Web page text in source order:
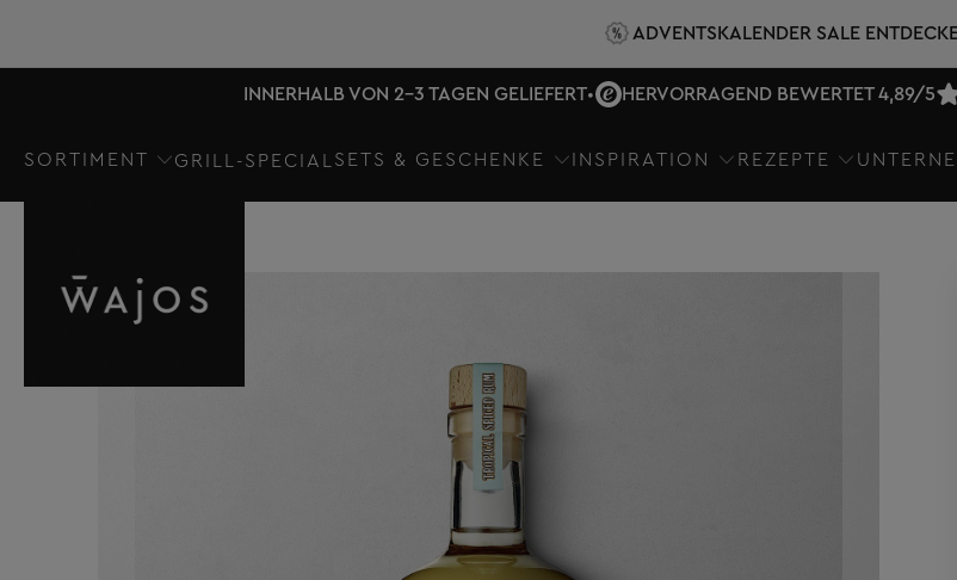
ADVENTSKALENDER SALE
INNERHALB VON 2-3 TAGEN GELIEFERT• HERVORRAGEND BEWERTET 4,89/5
SORTIMENT GRILL-SPECIAL SETS & GESCHENKE INSPIRATION REZEPTE